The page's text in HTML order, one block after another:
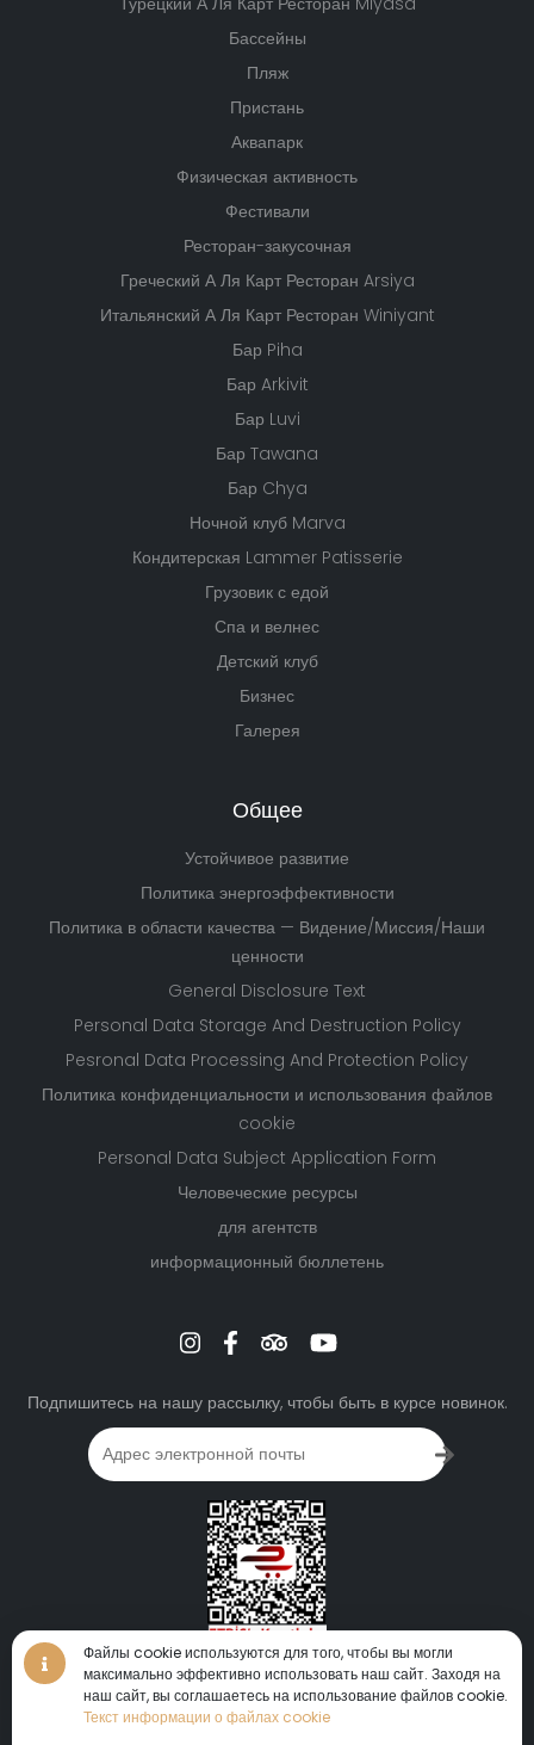
Файлы cookie используются для того, чтобы вы могли
максимально эффективно использовать наш сайт. Заходя на
наш сайт, вы соглашаетесь на использование файлов cookie.
Текст информации о файлах cookie
виртуальный тур • виртуальный тур • виртуальный тур •
Бассейны
Пляж
Пристань
Аквапарк
Физическая активность
Фестивали
Ресторан-закусочная
Греческий А Ля Карт Ресторан Arsiya
Итальянский А Ля Карт Ресторан Winiyant
Бар Piha
Бар Arkivit
Бар Luvi
Бар Tawana
Бар Chya
Ночной клуб Marva
Кондитерская Lammer Patisserie
Грузовик с едой
Спа и велнес
Детский клуб
Бизнес
Галерея
Общее
Устойчивое развитие
Политика энергоэффективности
Политика в области качества — Видение/Миссия/Наши
ценности
General Disclosure Text
Personal Data Storage And Destruction Policy
Pesronal Data Processing And Protection Policy
Политика конфиденциальности и использования файлов
cookie
Personal Data Subject Application Form
Человеческие ресурсы
для агентств
информационный бюллетень
Подпишитесь на нашу рассылку, чтобы быть в курсе новинок.